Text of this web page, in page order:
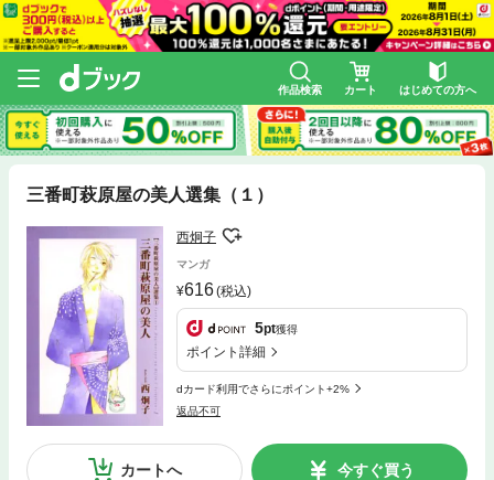
作品検索 カート はじめての方へ
三番町萩原屋の美人選集（１）
西炯子
マンガ
616(税込)
5pt獲得
ポイント詳細
dカード利用でさらにポイント+2%
返品不可
カートへ 今すぐ買う